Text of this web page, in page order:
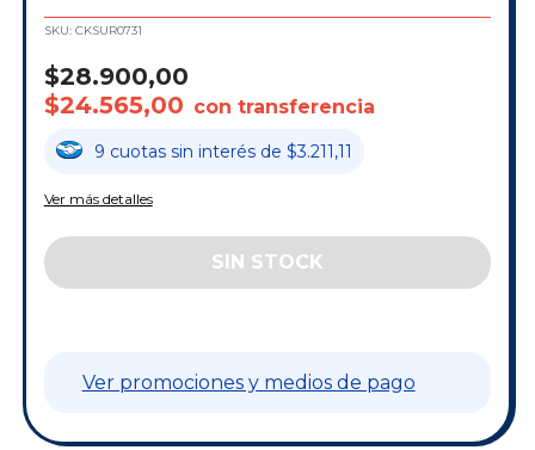
SKU: CKSUR0731
$28.900,00
$24.565,00 con transferencia
9 cuotas sin interés de $3.211,11
Ver más detalles
Ver promociones y medios de pago